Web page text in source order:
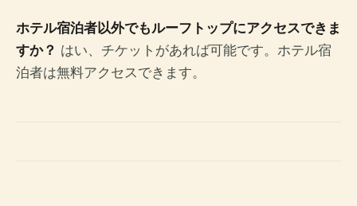
ホテル宿泊者以外でもルーフトップにアクセスできま
すか？ はい、チケットがあれば可能です。ホテル宿
泊者は無料アクセスできます。